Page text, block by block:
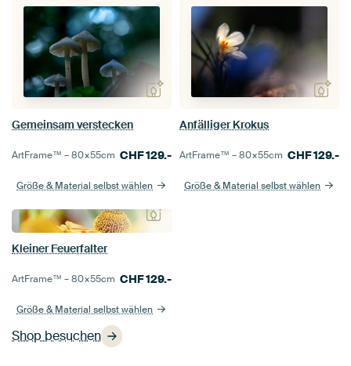
Shop besuchen
Gemeinsam verstecken
ArtFrame™ –80×55cm CHF129.-
Größe & Material selbst wählen
Anfälliger Krokus
ArtFrame™ –80×55cm CHF129.-
Größe & Material selbst wählen
Kleiner Feuerfalter
ArtFrame™ –80×55cm CHF129.-
Größe & Material selbst wählen